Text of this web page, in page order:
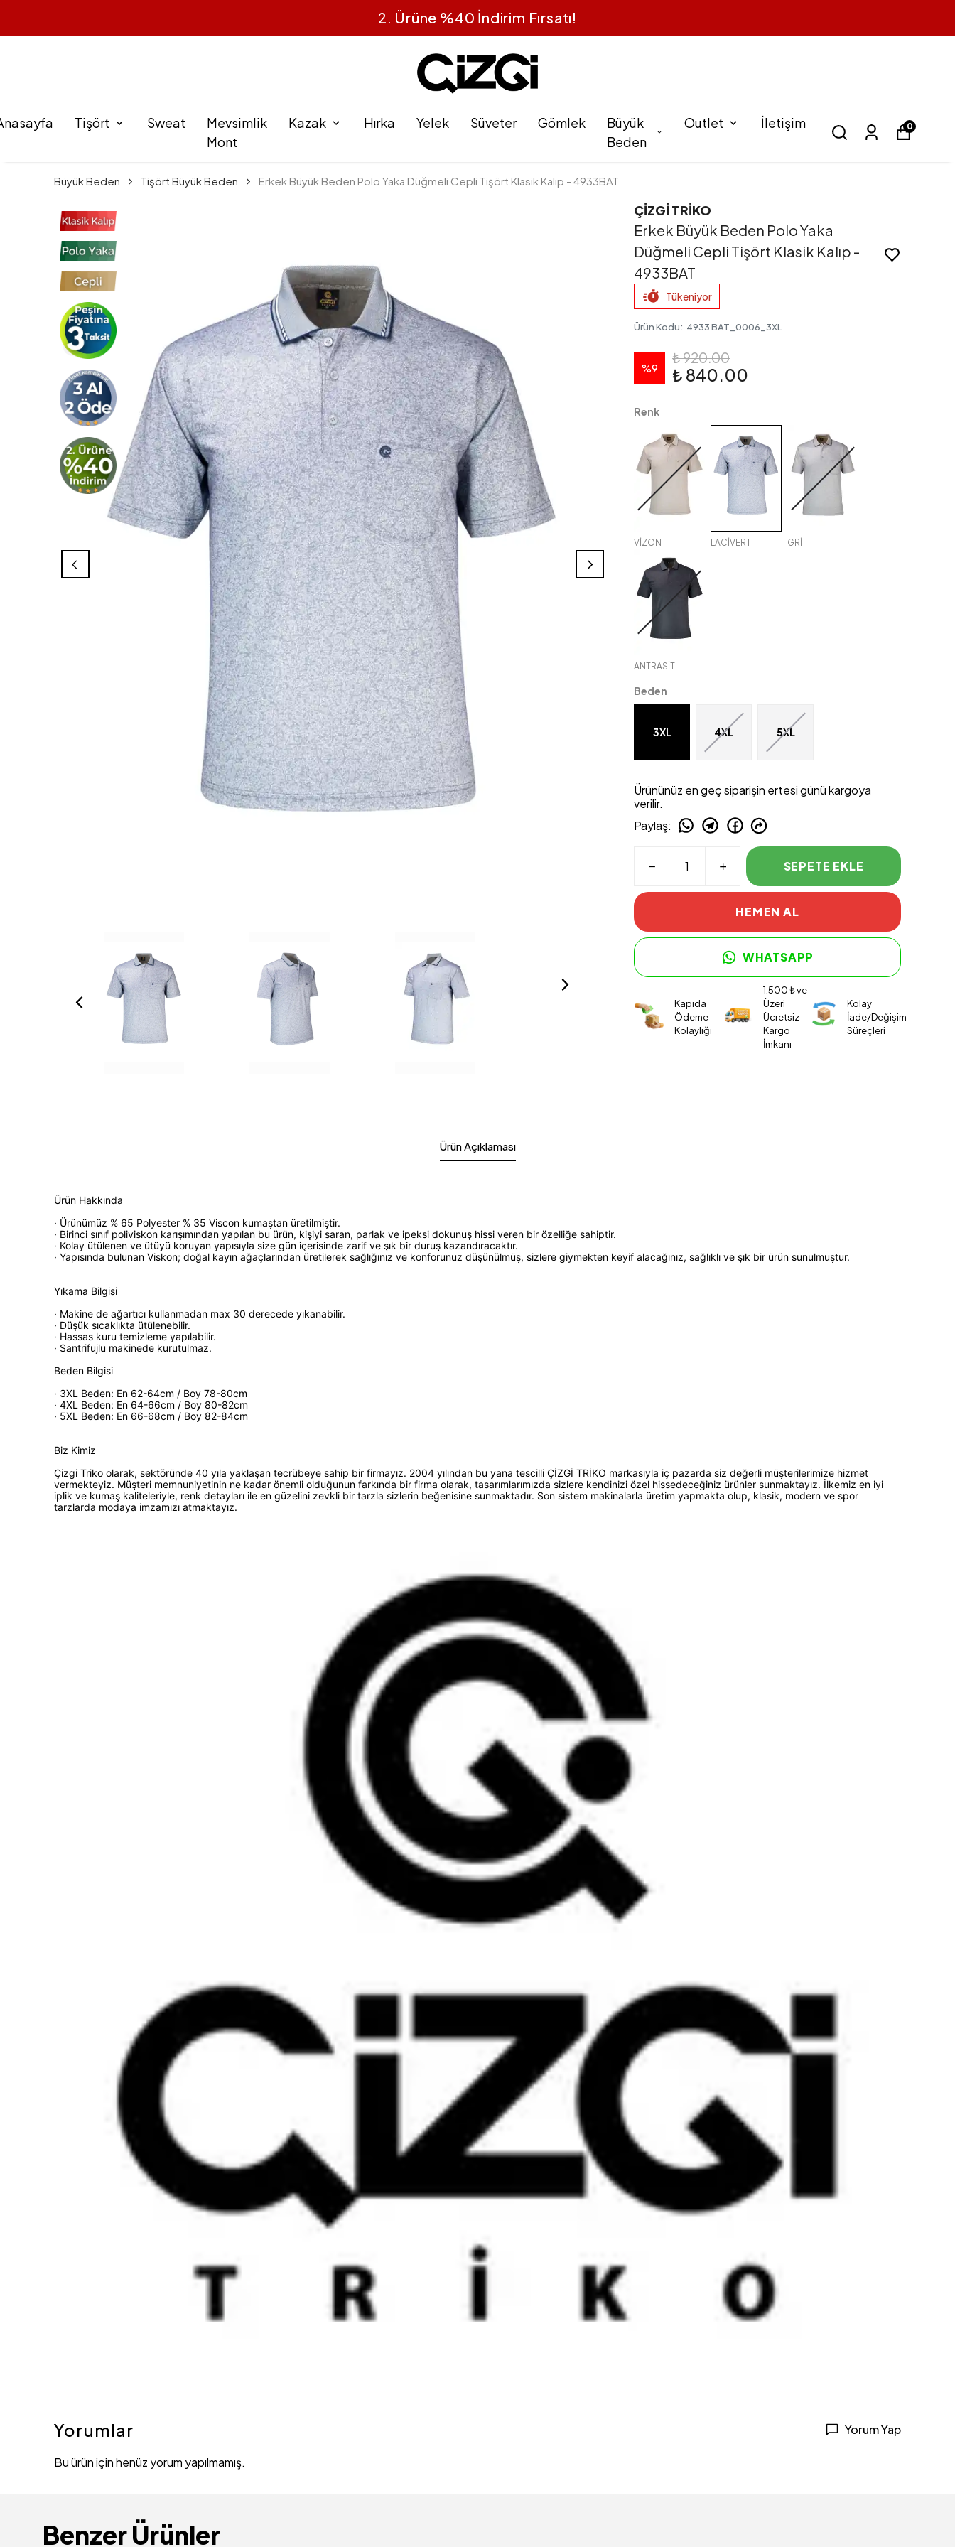
1 Alana 1 Bedava
Tişört Sweat
Mevsimlik
Mont
Kazak Hırka Yelek Süveter Gömlek
Büyük
Beden
Outlet İletişim 0
Büyük Beden Tişört Büyük Beden Erkek Büyük Beden Polo Yaka Düğmeli Cepli Tişört Klasik Kalıp - 4933BAT
ÇİZGİ TRİKO
Erkek Büyük Beden Polo Yaka
Düğmeli Cepli Tişört Klasik Kalıp -
4933BAT
Tükeniyor
Ürün Kodu: 4933 BAT_0006_3XL
%9
₺ 920.00
₺ 840.00
Renk
VİZON LACİVERT GRİ
ANTRASİT
Beden
3XL 4XL 5XL
Ürününüz en geç siparişin ertesi günü kargoya
verilir.
Paylaş:
SEPETE EKLE
HEMEN AL
WHATSAPP
Kapıda
Ödeme
Kolaylığı
1.500 ₺ ve
Üzeri
Ücretsiz
Kargo
İmkanı
Kolay
İade/Değişim
Süreçleri
Ürün Açıklaması
Ürün Hakkında
· Ürünümüz % 65 Polyester % 35 Viscon kumaştan üretilmiştir.
· Birinci sınıf poliviskon karışımından yapılan bu ürün, kişiyi saran, parlak ve ipeksi dokunuş hissi veren bir özelliğe sahiptir.
· Kolay ütülenen ve ütüyü koruyan yapısıyla size gün içerisinde zarif ve şık bir duruş kazandıracaktır.
· Yapısında bulunan Viskon; doğal kayın ağaçlarından üretilerek sağlığınız ve konforunuz düşünülmüş, sizlere giymekten keyif alacağınız, sağlıklı ve şık bir ürün sunulmuştur.
Yıkama Bilgisi
· Makine de ağartıcı kullanmadan max 30 derecede yıkanabilir.
· Düşük sıcaklıkta ütülenebilir.
· Hassas kuru temizleme yapılabilir.
· Santrifujlu makinede kurutulmaz.
Beden Bilgisi
· 3XL Beden: En 62-64cm / Boy 78-80cm
· 4XL Beden: En 64-66cm / Boy 80-82cm
· 5XL Beden: En 66-68cm / Boy 82-84cm
Biz Kimiz
Çizgi Triko olarak, sektöründe 40 yıla yaklaşan tecrübeye sahip bir firmayız. 2004 yılından bu yana tescilli ÇİZGİ TRİKO markasıyla iç pazarda siz değerli müşterilerimize hizmet
vermekteyiz. Müşteri memnuniyetinin ne kadar önemli olduğunun farkında bir firma olarak, tasarımlarımızda sizlere kendinizi özel hissedeceğiniz ürünler sunmaktayız. İlkemiz en iyi
iplik ve kumaş kaliteleriyle, renk detayları ile en güzelini zevkli bir tarzla sizlerin beğenisine sunmaktadır. Son sistem makinalarla üretim yapmakta olup, klasik, modern ve spor
tarzlarda modaya imzamızı atmaktayız.
Yorumlar Yorum Yap
Bu ürün için henüz yorum yapılmamış.
Benzer Ürünler